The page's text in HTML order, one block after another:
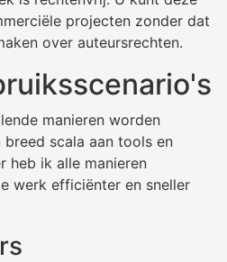
projecten zonder dat
over auteursrechten.
manieren worden
scala aan tools en
heb ik alle manieren
werk efficiënter en sneller